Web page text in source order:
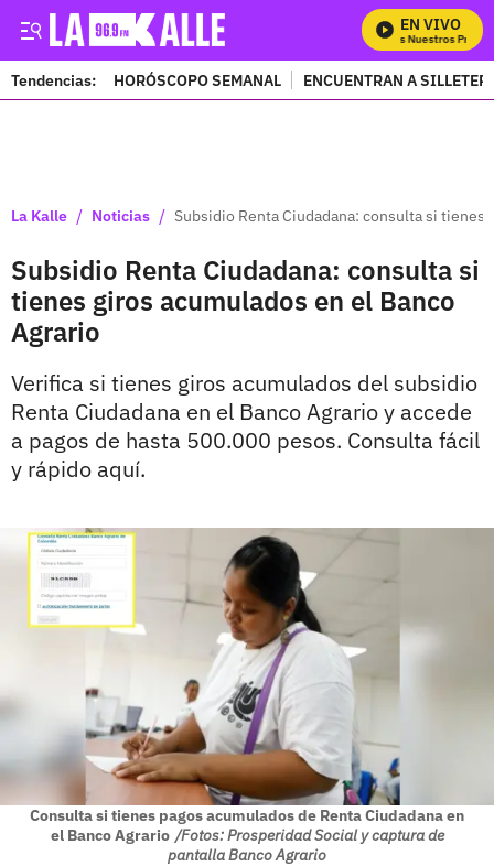
EN VIVO
Mira Todos Nuestros
Tendencias: HORÓSCOPO SEMANAL ENCUENTRAN A
La Kalle / Noticias / Subsidio Renta Ciudadana: consulta si tienes
Subsidio Renta Ciudadana: consulta si
tienes giros acumulados en el Banco
Agrario
Verifica si tienes giros acumulados del subsidio
Renta Ciudadana en el Banco Agrario y accede
a pagos de hasta 500.000 pesos. Consulta fácil
y rápido aquí.
Consulta si tienes pagos acumulados de Renta Ciudadana en
el Banco Agrario /Fotos: Prosperidad Social y captura de
pantalla Banco Agrario